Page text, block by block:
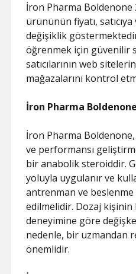
İron Pharma Boldenone
ürününün fiyatı,
değişiklik
öğrenmek için güvenilir
satıcılarının web
mağazalarını kontrol
İron Pharma
İron Pharma
ve performansı
bir anabolik steroiddir.
yoluyla uygulanır ve
antrenman ve
edilmelidir. Dozaj kişinin
deneyimine göre
nedenle, bir uzmandan
önemlidir.